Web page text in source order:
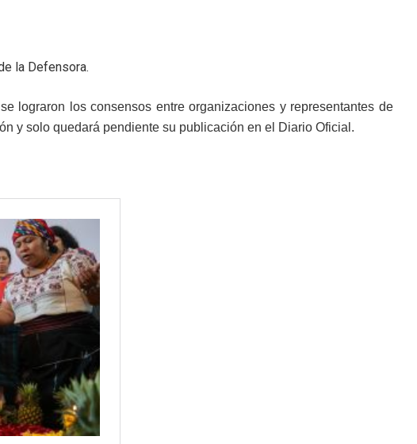
la Defensora.
lograron los consensos entre organizaciones y representantes de
y solo quedará pendiente su publicación en el Diario Oficial.